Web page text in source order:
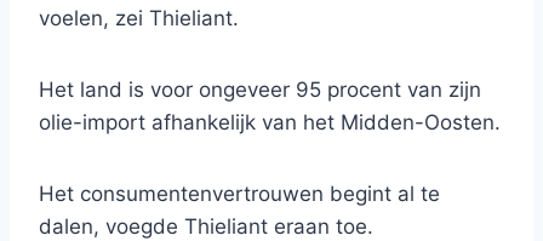
voelen, zei Thieliant.
Het land is voor ongeveer 95 procent van zijn
olie-import afhankelijk van het Midden-Oosten.
Het consumentenvertrouwen begint al te
dalen, voegde Thieliant eraan toe.